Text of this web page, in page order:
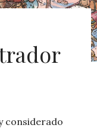
considerado